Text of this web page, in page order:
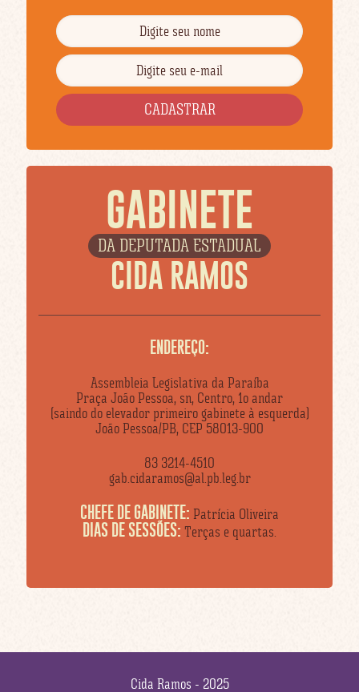
GABINETE
DA DEPUTADA ESTADUAL
CIDA RAMOS
ENDEREÇO:
Assembleia Legislativa da Paraíba
Praça João Pessoa, sn, Centro, 1o andar
(saindo do elevador primeiro gabinete à esquerda)
João Pessoa/PB, CEP 58013-900
83 3214-4510
gab.cidaramos@al.pb.leg.br
CHEFE DE GABINETE: Patrícia Oliveira
DIAS DE SESSÕES: Terças e quartas.
Cida Ramos - 2025